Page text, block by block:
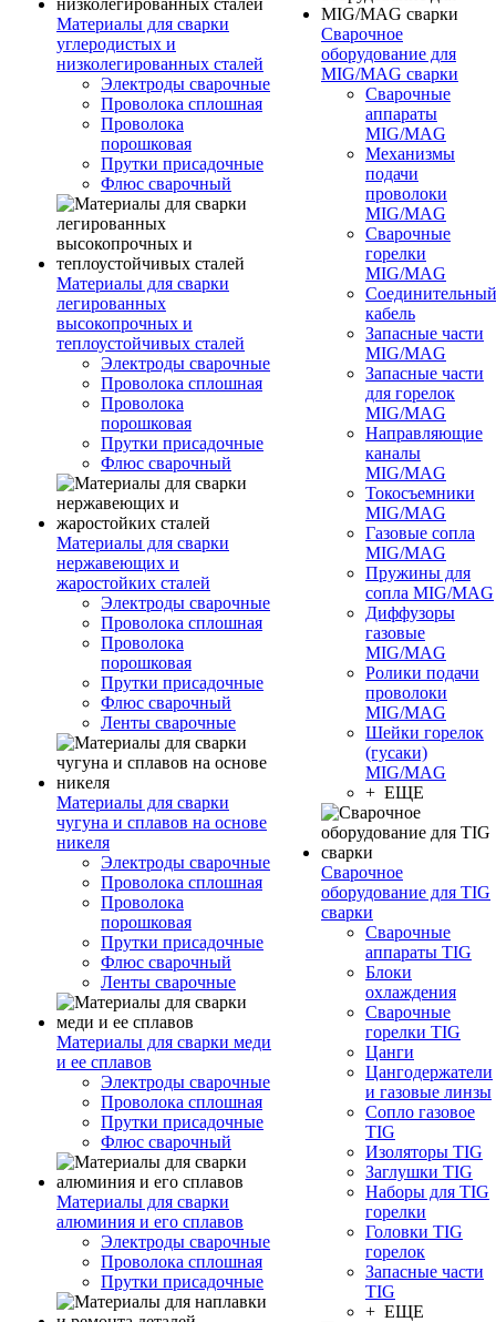
Материалы для сварки
углеродистых и
низколегированных сталей
Электроды сварочные
Проволока сплошная
Проволока
порошковая
Прутки присадочные
Флюс сварочный
Материалы для сварки
легированных
высокопрочных и
теплоустойчивых сталей
Электроды сварочные
Проволока сплошная
Проволока
порошковая
Прутки присадочные
Флюс сварочный
Материалы для сварки
нержавеющих и
жаростойких сталей
Электроды сварочные
Проволока сплошная
Проволока
порошковая
Прутки присадочные
Флюс сварочный
Ленты сварочные
Материалы для сварки
чугуна и сплавов на основе
никеля
Электроды сварочные
Проволока сплошная
Проволока
порошковая
Прутки присадочные
Флюс сварочный
Ленты сварочные
Материалы для сварки меди
и ее сплавов
Электроды сварочные
Проволока сплошная
Прутки присадочные
Флюс сварочный
Материалы для сварки
алюминия и его сплавов
Электроды сварочные
Проволока сплошная
Прутки присадочные
Сварочное
оборудование для
MIG/MAG сварки
Сварочные
аппараты
MIG/MAG
Механизмы
подачи
проволоки
MIG/MAG
Сварочные
горелки
MIG/MAG
Соединительный
кабель
Запасные части
MIG/MAG
Запасные части
для горелок
MIG/MAG
Направляющие
каналы
MIG/MAG
Токосъемники
MIG/MAG
Газовые сопла
MIG/MAG
Пружины для
сопла MIG/MAG
Диффузоры
газовые
MIG/MAG
Ролики подачи
проволоки
MIG/MAG
Шейки горелок
(гусаки)
MIG/MAG
+ ЕЩЕ
Сварочное
оборудование для TIG
сварки
Сварочные
аппараты TIG
Блоки
охлаждения
Сварочные
горелки TIG
Цанги
Цангодержатели
и газовые линзы
Сопло газовое
TIG
Изоляторы TIG
Заглушки TIG
Наборы для TIG
горелки
Головки TIG
горелок
Запасные части
TIG
+ ЕЩЕ